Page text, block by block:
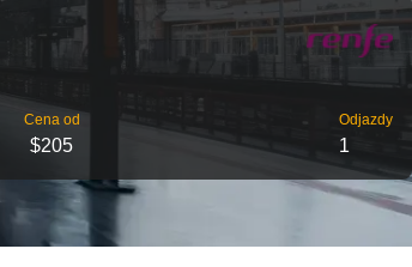
Cena od
$205
Odjazdy
1